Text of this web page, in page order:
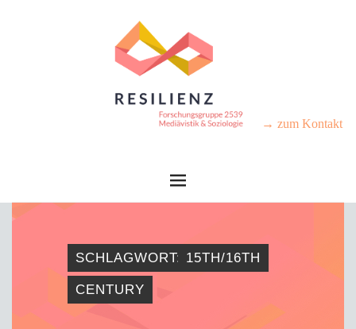
→ zum Kontakt
SCHLAGWORT: 15TH/16TH
CENTURY